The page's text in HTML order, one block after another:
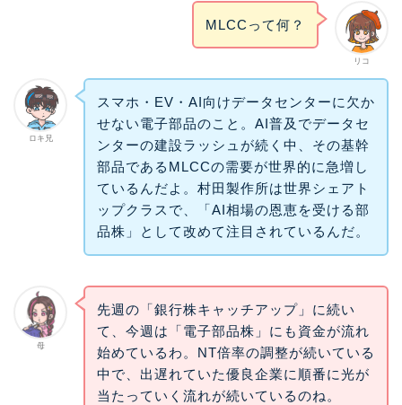
リコ
MLCCって何？
ロキ兄
スマホ・EV・AI向けデータセンターに欠か
せない電子部品のこと。AI普及でデータセ
ンターの建設ラッシュが続く中、その基幹
部品であるMLCCの需要が世界的に急増し
ているんだよ。村田製作所は世界シェアト
ップクラスで、「AI相場の恩恵を受ける部
品株」として改めて注目されているんだ。
母
先週の「銀行株キャッチアップ」に続い
て、今週は「電子部品株」にも資金が流れ
始めているわ。NT倍率の調整が続いている
中で、出遅れていた優良企業に順番に光が
当たっていく流れが続いているのね。